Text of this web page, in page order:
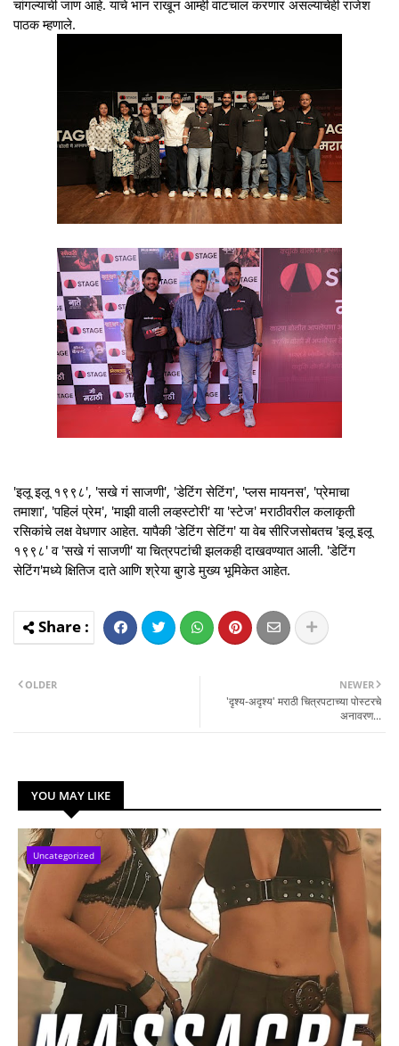
चांगल्याची जाण आहे. याचे भान राखून आम्ही वाटचाल करणार असल्याचेही राजेश
पाठक म्हणाले.
'इलू इलू १९९८', 'सखे गं साजणी', 'डेटिंग सेटिंग', 'प्लस मायनस', 'प्रेमाचा
तमाशा', 'पहिलं प्रेम', 'माझी वाली लव्हस्टोरी' या 'स्टेज' मराठीवरील कलाकृती
रसिकांचे लक्ष वेधणार आहेत. यापैकी 'डेटिंग सेटिंग' या वेब सीरिजसोबतच 'इलू इलू
१९९८' व 'सखे गं साजणी' या चित्रपटांची झलकही दाखवण्यात आली. 'डेटिंग
सेटिंग'मध्ये क्षितिज दाते आणि श्रेया बुगडे मुख्य भूमिकेत आहेत.
NEWER
'दृश्य-अदृश्य' मराठी चित्रपटाच्या पोस्टरचे
अनावरण...
OLDER
YOU MAY LIKE
Uncategorized